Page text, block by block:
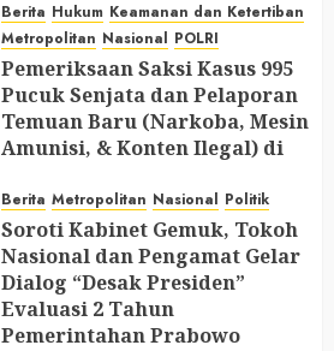
Berita Hukum Keamanan dan Ketertiban
Metropolitan Nasional POLRI
Pemeriksaan Saksi Kasus 995
Pucuk Senjata dan Pelaporan
Temuan Baru (Narkoba, Mesin
Amunisi, & Konten Ilegal) di
AUGUST 6, 2026 0
Berita Metropolitan Nasional Politik
Soroti Kabinet Gemuk, Tokoh
Nasional dan Pengamat Gelar
Dialog “Desak Presiden”
Evaluasi 2 Tahun
Pemerintahan Prabowo